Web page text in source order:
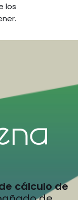
los
cálculo de